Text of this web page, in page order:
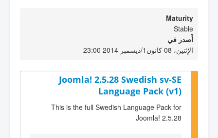
Maturity
Stable
أٌصدر في
الإثنين، 08 كانون1/ديسمبر 2014 23:00
Joomla! 2.5.28 Swedish sv-SE
Language Pack (v1)
This is the full Swedish Language Pack for
Joomla! 2.5.28